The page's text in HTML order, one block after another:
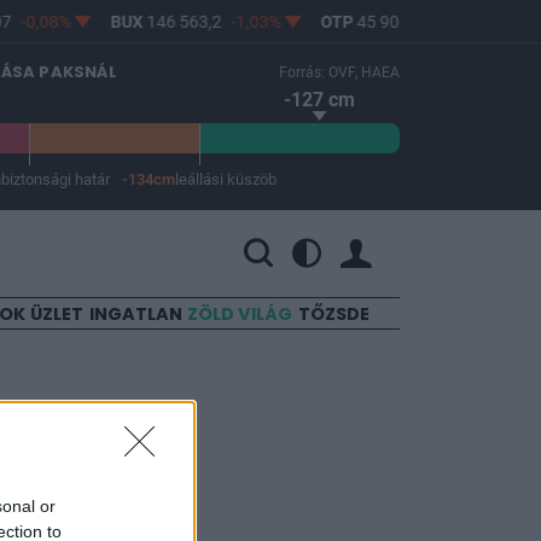
or
to
-0,08% BUX146 563,2 -1,03% OTP45 900
PAKSNÁL Forrás: OVF, HAEA
-127 cm
biztonsági határ -134cm leállási küszöb
ÜZLET INGATLAN ZÖLD VILÁG TŐZSDE